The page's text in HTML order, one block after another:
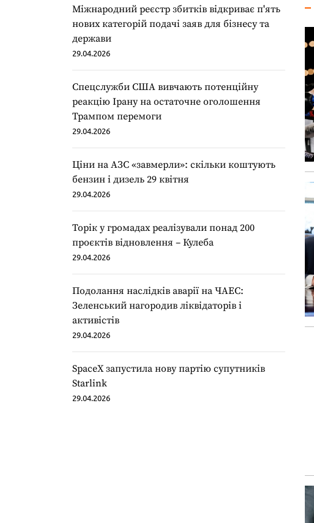
Міжнародний реєстр збитків відкриває п'ять
нових категорій подачі заяв для бізнесу та
держави
29.04.2026
Спецслужби США вивчають потенційну
реакцію Ірану на остаточне оголошення
Трампом перемоги
29.04.2026
Ціни на АЗС «завмерли»: скільки коштують
бензин і дизель 29 квітня
29.04.2026
Торік у громадах реалізували понад 200
проєктів відновлення – Кулеба
29.04.2026
Подолання наслідків аварії на ЧАЕС:
Зеленський нагородив ліквідаторів і
активістів
29.04.2026
SpaceX запустила нову партію супутників
Starlink
29.04.2026